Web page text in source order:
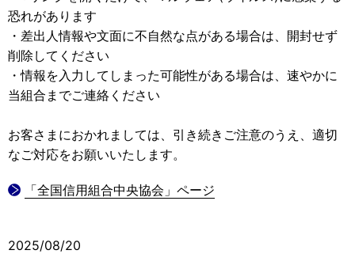
恐れがあります
・差出人情報や文面に不自然な点がある場合は、開封せず
削除してください
・情報を入力してしまった可能性がある場合は、速やかに
当組合までご連絡ください
お客さまにおかれましては、引き続きご注意のうえ、適切
なご対応をお願いいたします。
「全国信用組合中央協会」ページ
2025/08/20